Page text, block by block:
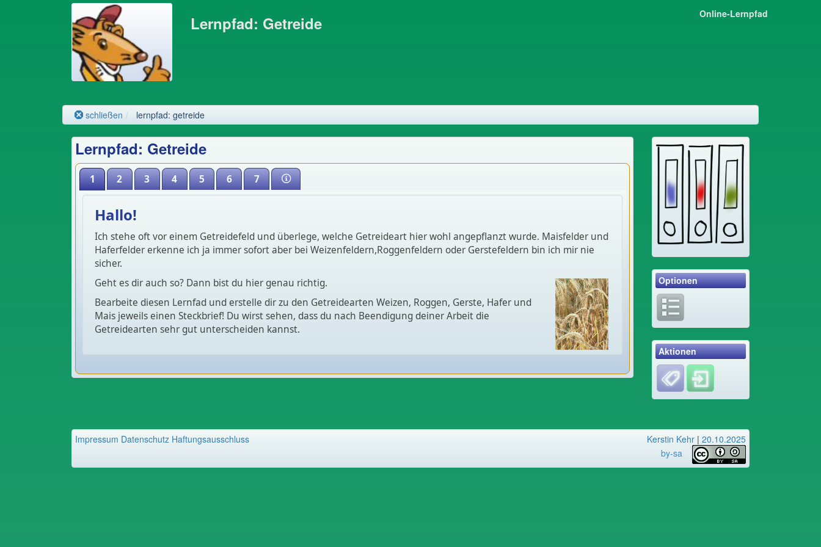
Lernpfad: Getreide Online-Lernpfad
schließen lernpfad: getreide
Lernpfad: Getreide
1 2 3 4 5 6 7
Hallo!
Ich stehe oft vor einem Getreidefeld und überlege, welche Getreideart hier wohl angepflanzt wurde. Maisfelder und
Haferfelder erkenne ich ja immer sofort aber bei Weizenfeldern,Roggenfeldern oder Gerstefeldern bin ich mir nie
sicher.
Geht es dir auch so? Dann bist du hier genau richtig.
Bearbeite diesen Lernfad und erstelle dir zu den Getreidearten Weizen, Roggen, Gerste, Hafer und
Mais jeweils einen Steckbrief! Du wirst sehen, dass du nach Beendigung deiner Arbeit die
Getreidearten sehr gut unterscheiden kannst.
Optionen
Aktionen
Impressum Datenschutz Haftungsausschluss Kerstin Kehr | 20.10.2025
by-sa